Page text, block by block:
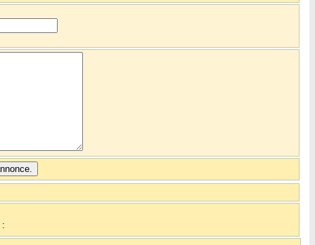
: